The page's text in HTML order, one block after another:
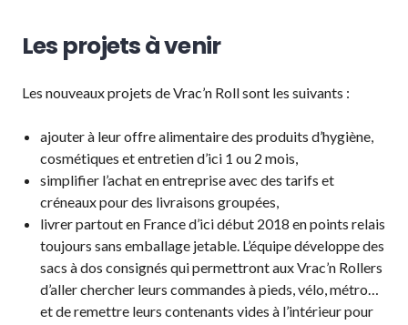
Les projets à venir
Les nouveaux projets de Vrac’n Roll sont les suivants :
ajouter à leur offre alimentaire des produits d’hygiène,
cosmétiques et entretien d’ici 1 ou 2 mois,
simplifier l’achat en entreprise avec des tarifs et
créneaux pour des livraisons groupées,
livrer partout en France d’ici début 2018 en points relais
toujours sans emballage jetable. L’équipe développe des
sacs à dos consignés qui permettront aux Vrac’n Rollers
d’aller chercher leurs commandes à pieds, vélo, métro…
et de remettre leurs contenants vides à l’intérieur pour